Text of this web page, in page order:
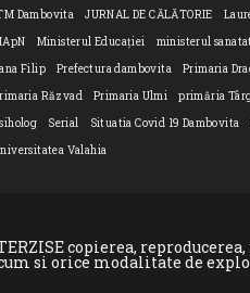
Dambovita
JURNAL DE CĂLĂTORIE
Ministerul Educației ministerul
Filip
Prefectura dambovita Primaria
Răzvad
Primaria Ulmi primăria
Serial Situatia Covid 19 Dambovita
Valahia
copierea,
si orice modalitate de